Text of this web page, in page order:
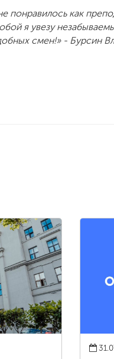
понравилось как
я увезу
смен!» - Бурсин